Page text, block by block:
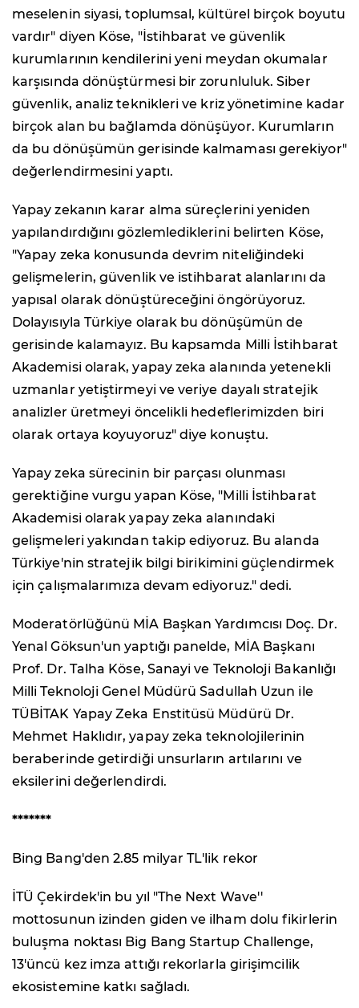
meselenin siyasi, toplumsal, kültürel birçok boyutu
vardır" diyen Köse, "İstihbarat ve güvenlik
kurumlarının kendilerini yeni meydan okumalar
karşısında dönüştürmesi bir zorunluluk. Siber
güvenlik, analiz teknikleri ve kriz yönetimine kadar
birçok alan bu bağlamda dönüşüyor. Kurumların
da bu dönüşümün gerisinde kalmaması gerekiyor"
değerlendirmesini yaptı.
Yapay zekanın karar alma süreçlerini yeniden
yapılandırdığını gözlemlediklerini belirten Köse,
"Yapay zeka konusunda devrim niteliğindeki
gelişmelerin, güvenlik ve istihbarat alanlarını da
yapısal olarak dönüştüreceğini öngörüyoruz.
Dolayısıyla Türkiye olarak bu dönüşümün de
gerisinde kalamayız. Bu kapsamda Milli İstihbarat
Akademisi olarak, yapay zeka alanında yetenekli
uzmanlar yetiştirmeyi ve veriye dayalı stratejik
analizler üretmeyi öncelikli hedeflerimizden biri
olarak ortaya koyuyoruz" diye konuştu.
Yapay zeka sürecinin bir parçası olunması
gerektiğine vurgu yapan Köse, "Milli İstihbarat
Akademisi olarak yapay zeka alanındaki
gelişmeleri yakından takip ediyoruz. Bu alanda
Türkiye'nin stratejik bilgi birikimini güçlendirmek
için çalışmalarımıza devam ediyoruz." dedi.
Moderatörlüğünü MİA Başkan Yardımcısı Doç. Dr.
Yenal Göksun'un yaptığı panelde, MİA Başkanı
Prof. Dr. Talha Köse, Sanayi ve Teknoloji Bakanlığı
Milli Teknoloji Genel Müdürü Sadullah Uzun ile
TÜBİTAK Yapay Zeka Enstitüsü Müdürü Dr.
Mehmet Haklıdır, yapay zeka teknolojilerinin
beraberinde getirdiği unsurların artılarını ve
eksilerini değerlendirdi.
*******
Bing Bang'den 2.85 milyar TL'lik rekor
İTÜ Çekirdek'in bu yıl "The Next Wave''
mottosunun izinden giden ve ilham dolu fikirlerin
buluşma noktası Big Bang Startup Challenge,
13'üncü kez imza attığı rekorlarla girişimcilik
ekosistemine katkı sağladı.